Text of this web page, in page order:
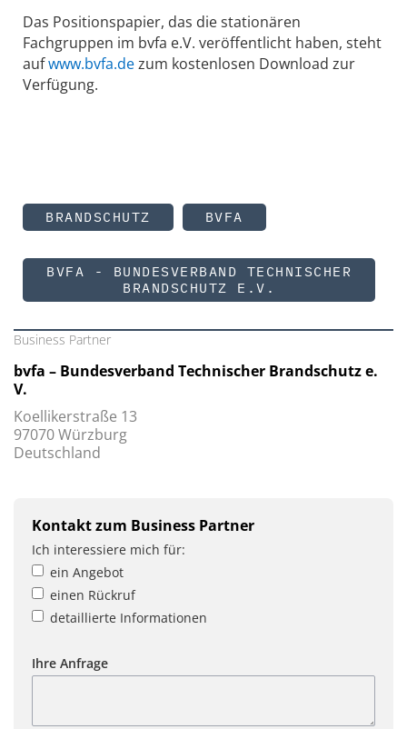
Das Positionspapier, das die stationären
Fachgruppen im bvfa e.V. veröffentlicht haben, steht
aufwww.bvfa.dezum kostenlosen Download zur
Verfügung.
BRANDSCHUTZ BVFA
BVFA - BUNDESVERBAND TECHNISCHER
BRANDSCHUTZ E.V.
Business Partner
bvfa – Bundesverband Technischer Brandschutz e.
V.
Koellikerstraße 13
97070 Würzburg
Deutschland
Kontakt zum Business Partner
Ich interessiere mich für:
ein Angebot
einen Rückruf
detaillierte Informationen
Ihre Anfrage